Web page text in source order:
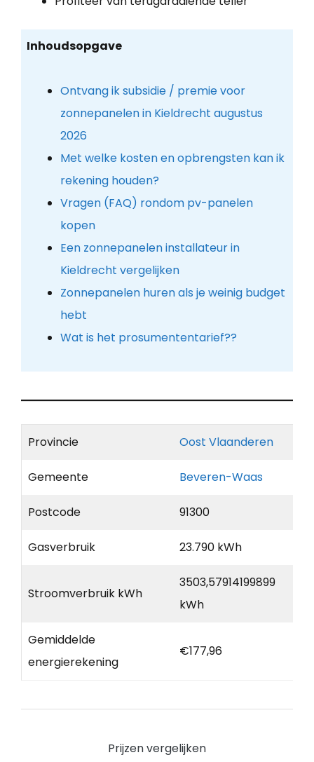
Inhoudsopgave
Ontvang ik subsidie / premie voor
zonnepanelen in Kieldrecht augustus
2026
Met welke kosten en opbrengsten kan ik
rekening houden?
Vragen (FAQ) rondom pv-panelen
kopen
Een zonnepanelen installateur in
Kieldrecht vergelijken
Zonnepanelen huren als je weinig budget
hebt
Wat is het prosumententarief??
Provincie Oost Vlaanderen
Gemeente Beveren-Waas
Postcode 91300
Gasverbruik 23.790 kWh
Stroomverbruik kWh
3503,57914199899
kWh
Gemiddelde
energierekening
€177,96
Prijzen vergelijken